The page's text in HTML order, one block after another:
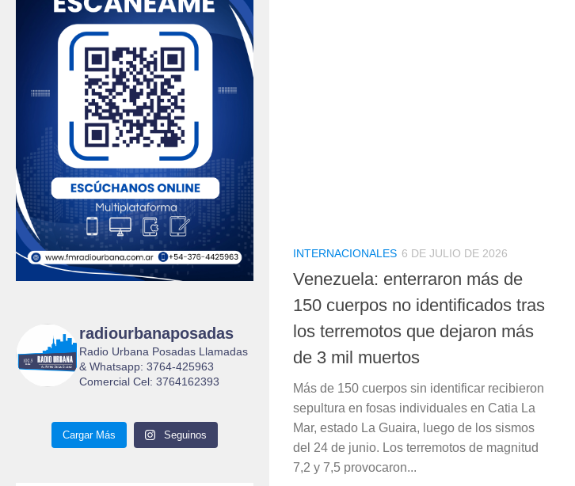
INTERNACIONALES 6 DE JULIO DE 2026
Venezuela: enterraron más de
150 cuerpos no identificados tras
los terremotos que dejaron más
de 3 mil muertos
Más de 150 cuerpos sin identificar recibieron
sepultura en fosas individuales en Catia La
Mar, estado La Guaira, luego de los sismos
del 24 de junio. Los terremotos de magnitud
7,2 y 7,5 provocaron...
radiourbanaposadas
Radio Urbana Posadas Llamadas
& Whatsapp: 3764-425963
Comercial Cel: 3764162393
Cargar Más Seguinos